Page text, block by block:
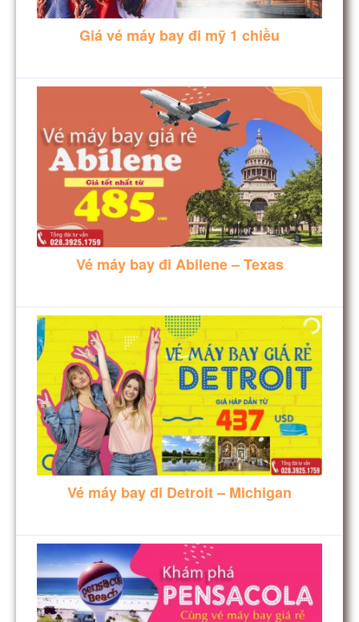
Giá vé máy bay đi mỹ 1 chiều
Vé máy bay đi Abilene – Texas
Vé máy bay đi Detroit – Michigan